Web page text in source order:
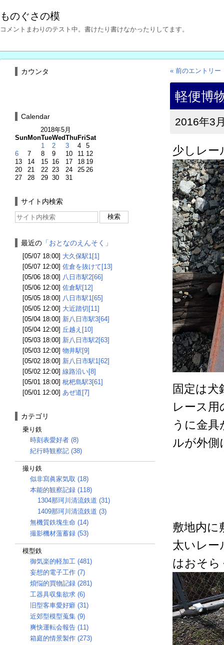
ものぐさの模
コメントまわりのテスト中。書けたり書けなかったりしてます。
« 前のエントリー
軽便博
2016年3
少しレー
固定は
レース
うに金
ルが外
敷地内に
太いレー
はおそら
カウンタ
Calendar
2018年5月
SunMonTueWedThu FriSat
1
2 3 4
5
6
7 8 9 10 11 12
13
14 15 16 17 18 19
20
21 22 23 24 25 26
27
28 29 30 31
サイト内検索
最近の 「おとなのえんそく」
[05/07 18:00] 大久保駅1[1]
[05/07 12:00] 佐倉を抜けて[13]
[05/06 18:00] 八日市駅2[66]
[05/06 12:00] 佐倉駅[12]
[05/05 18:00] 八日市駅1[65]
[05/05 12:00] 大近踏切[11]
[05/04 18:00] 新八日市駅3[64]
[05/04 12:00] 丘越え[10]
[05/03 18:00] 新八日市駅2[63]
[05/03 12:00] 物井駅[9]
[05/02 18:00] 新八日市駅1[62]
[05/02 12:00] 線路沿い[8]
[05/01 18:00] 枇杷島駅3[61]
[05/01 12:00] あぜ道[7]
カテゴリ
乗り鉄
時刻表愛好者 (8)
紀行時観察記 (38)
撮り鉄
似非寫眞家気取 (18)
本能的観察記録 (118)
1304那珂川清流鉄道 (31)
1409那珂川清流鉄道 (3)
無機質鉄塊生命 (14)
撮影機材薀蓄録 (53)
模型鉄
御気楽的軽加工 (481)
妄想的電子工作 (7)
煩悩的買物記録 (281)
工器具収集欲求 (6)
旧型客車愛好癖 (31)
近郊型模型蒐集 (9)
爽快運転会報告 (11)
箱庭的情景製作 (273)